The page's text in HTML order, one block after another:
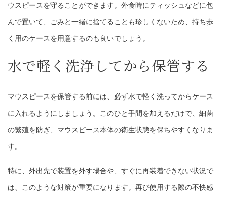
ウスピースを守ることができます。外食時にティッシュなどに包
んで置いて、ごみと一緒に捨てることも珍しくないため、持ち歩
く用のケースを用意するのも良いでしょう。
水で軽く洗浄してから保管する
マウスピースを保管する前には、必ず水で軽く洗ってからケース
に入れるようにしましょう。このひと手間を加えるだけで、細菌
の繁殖を防ぎ、マウスピース本体の衛生状態を保ちやすくなりま
す。
特に、外出先で装置を外す場合や、すぐに再装着できない状況で
は、このような対策が重要になります。再び使用する際の不快感